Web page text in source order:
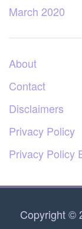
March 2020
About
Contact
Disclaimers
Privacy Policy
Privacy Policy
Copyright ©